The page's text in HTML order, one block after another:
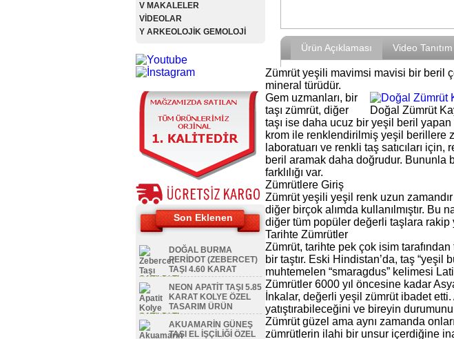
V MAKALELER
VİDEOLAR
Y ARKEOLOJİK GEMOLOJİ
Son Eklenen
DOĞAL BURMA
PERİDOT (ZEBERCET)
TAŞI 4.60 KARAT
SATILDI TL
NEON APATİT TAŞI 5.85
KARAT KOLYE ÖZEL
TASARIM ÜRÜN
SATILDI TL
AKUAMARİN GÜNEŞ
TAŞI EL İŞÇİLİĞİ ÖZEL
Ürün Açıklaması Video Tanıtım
Zümrüt yeşili mavimsi mavisi bir beril
mineral türüdür.
Doğal Zümrüt
Gem uzmanları, bir
taşı zümrüt, diğer
taşı ise daha ucuz bir yeşil beril
krom ile renklendirilmiş yeşil berillere
laboratuarı ve renkli taş satıcıları için,
beril aramak daha doğrudur. Bununla
farklılığı var.
Zümrütlere Giriş
Zümrüt yeşili yeşil renk uzun
diğer birçok alımda kullanılmıştır.
diğer tüm popüler değerli taşlara rakip
Tarihte Zümrütler
Zümrüt, tarihte pek çok isim
bir taştır. Eski Hindistan’da, taş
muhtemelen “smaragdus” kelimesi
Zümrütler 6000 yıl öncesine kadar
İnkalar, değerli yeşil zümrüt ibadet
yatıştırabileceğini ve bireyin
Zümrüt güzel ama aynı zamanda
zümrütlerin ilahi bir unsur içerdiğine